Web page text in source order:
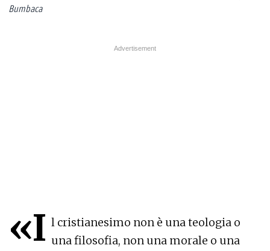
Bumbaca
«I l cristianesimo non è una teologia o
una filosofia, non una morale o una